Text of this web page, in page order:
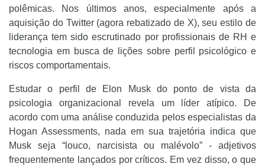
polêmicas. Nos últimos anos, especialmente após a
aquisição do Twitter (agora rebatizado de X), seu estilo de
liderança tem sido escrutinado por profissionais de RH e
tecnologia em busca de lições sobre perfil psicológico e
riscos comportamentais.
Estudar o perfil de Elon Musk do ponto de vista da
psicologia organizacional revela um líder atípico. De
acordo com uma análise conduzida pelos especialistas da
Hogan Assessments, nada em sua trajetória indica que
Musk seja “louco, narcisista ou malévolo” - adjetivos
frequentemente lançados por críticos. Em vez disso, o que